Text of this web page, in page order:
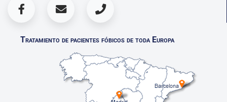
Tratamiento de pacientes fóbicos de toda Europa